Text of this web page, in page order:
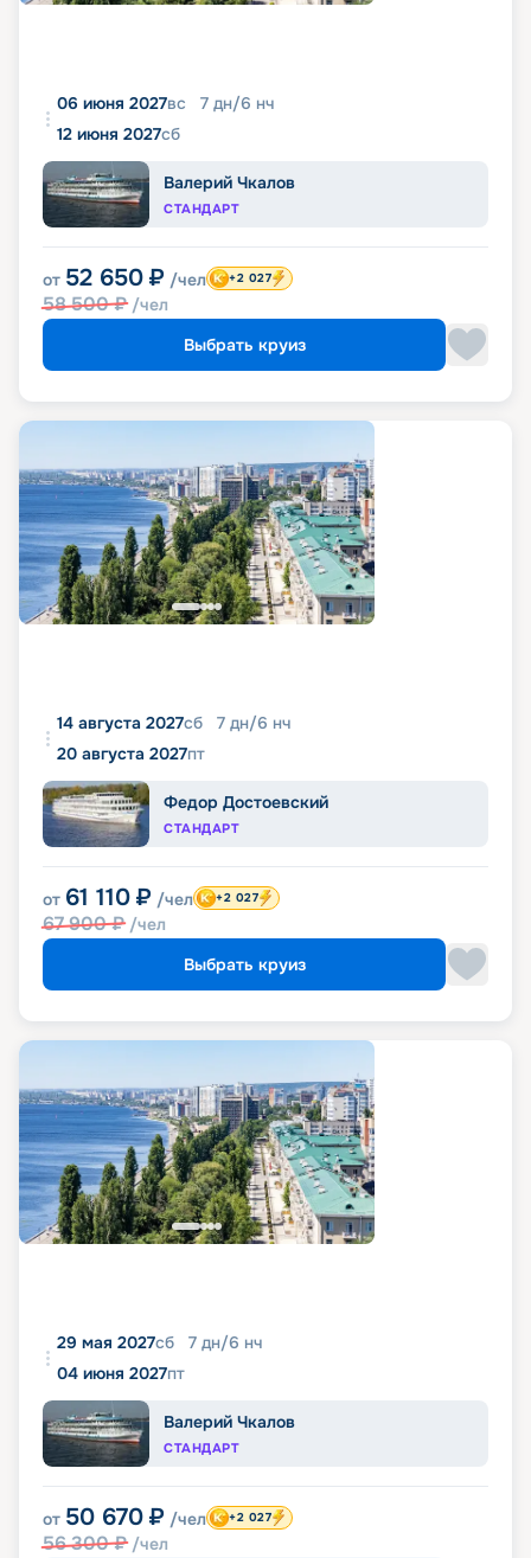
06 июня 2027вс 7 дн/6 нч
12 июня 2027сб
Валерий Чкалов
СТАНДАРТ
от 52 650 ₽ /чел
58 500₽ /чел
+2 027
Выбрать круиз
14 августа 2027сб 7 дн/6 нч
20 августа 2027пт
Федор Достоевский
СТАНДАРТ
от 61 110 ₽ /чел
67 900₽ /чел
+2 027
Выбрать круиз
29 мая 2027сб 7 дн/6 нч
04 июня 2027пт
Валерий Чкалов
СТАНДАРТ
от 50 670 ₽ /чел
56 300₽ /чел
+2 027